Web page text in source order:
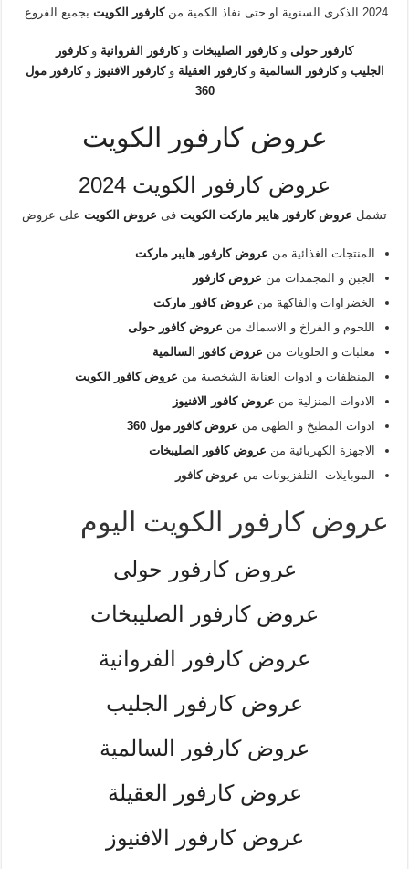
2024 الذكرى السنوية او حتى نفاذ الكمية من
كارفور الكويت بجميع الفروع.
كارفور حولى و كارفور الصليبخات و كارفور الفروانيةو كارفور
الجليبو كارفور السالميةو كارفور العقيلة و كارفور الافنيوز و كارفور مول
360
عروض كارفور الكويت
عروض كارفور الكويت 2024
تشمل عروض كارفور هايبر ماركت الكويت فى عروض الكويتعلى عروض
المنتجات الغذائية من عروض كارفور هايبر ماركت
الجبن و المجمدات من عروض كارفور
الخضراوات والفاكهة من عروض كافور ماركت
اللحوم و الفراخ و الاسماك من عروض كافور حولى
معلبات و الحلويات من عروض كافور السالمية
المنظفات و ادوات العناية الشخصية من عروض كافور الكويت
الادوات المنزلية من عروض كافور الافنيوز
ادوات المطبخ و الطهى من عروض كافور مول 360
الاجهزة الكهربائية من عروض كافور الصليبخات
الموبايلات التلفزيونات من عروض كافور
عروض كارفور الكويت اليوم
عروض كارفور حولى
عروض كارفور الصليبخات
عروض كارفور الفروانية
عروض كارفور الجليب
عروض كارفور السالمية
عروض كارفور العقيلة
عروض كارفور الافنيوز